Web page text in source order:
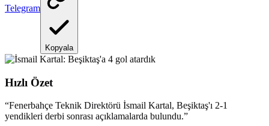
Telegram
Kopyala
Hızlı Özet
“Fenerbahçe Teknik Direktörü İsmail Kartal, Beşiktaş'ı 2-1
yendikleri derbi sonrası açıklamalarda bulundu.”